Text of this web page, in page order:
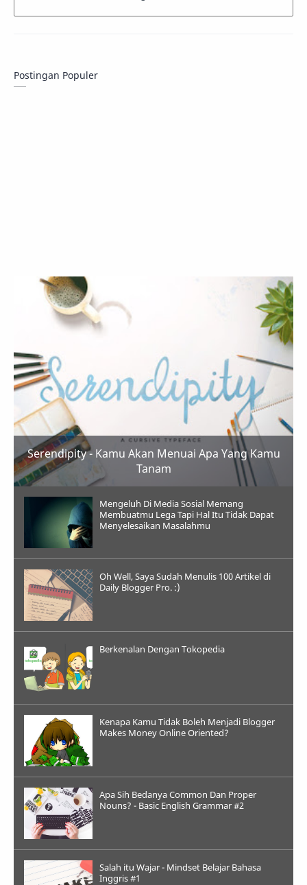
Postingan Populer
Serendipity - Kamu Akan Menuai Apa Yang Kamu
Tanam
Mengeluh Di Media Sosial Memang
Membuatmu Lega Tapi Hal Itu Tidak Dapat
Menyelesaikan Masalahmu
Oh Well, Saya Sudah Menulis 100 Artikel di
Daily Blogger Pro. :)
Berkenalan Dengan Tokopedia
Kenapa Kamu Tidak Boleh Menjadi Blogger
Makes Money Online Oriented?
Apa Sih Bedanya Common Dan Proper
Nouns? - Basic English Grammar #2
Salah itu Wajar - Mindset Belajar Bahasa
Inggris #1